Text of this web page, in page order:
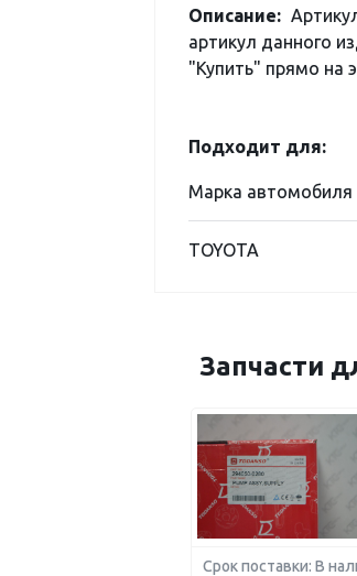
Описание:
артикул данного
"Купить" прямо на
Подходит для:
Марка автомобиля
TOYOTA
Запчасти
Срок поставки: В